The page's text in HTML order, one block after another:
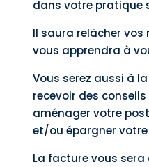
dans votre pratique
Il saura relâcher vos
vous apprendra à
Vous serez aussi à
recevoir des
aménager votre
et/ou épargner
La facture vous